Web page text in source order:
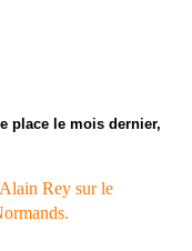
place le mois dernier,
Rey sur le